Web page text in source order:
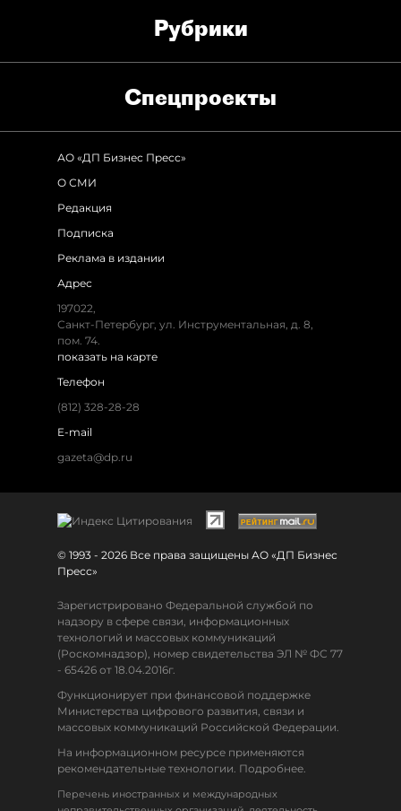
Рубрики
Спец­проекты
АО «ДП Бизнес Пресс»
О СМИ
Редакция
Подписка
Реклама в издании
Адрес
197022,
Санкт-Петербург, ул. Инструментальная, д. 8,
пом. 74.
показать на карте
Телефон
(812) 328-28-28
E-mail
gazeta@dp.ru
© 1993 - 2026 Все права защищены АО «ДП Бизнес
Пресс»
Зарегистрировано Федеральной службой по
надзору в сфере связи, информационных
технологий и массовых коммуникаций
(Роскомнадзор), номер свидетельства ЭЛ № ФС 77
- 65426 от 18.04.2016г.
Функционирует при финансовой поддержке
Министерства цифрового развития, связи и
массовых коммуникаций Российской Федерации.
На информационном ресурсе применяются
рекомендательные технологии. Подробнее.
Перечень иностранных и международных